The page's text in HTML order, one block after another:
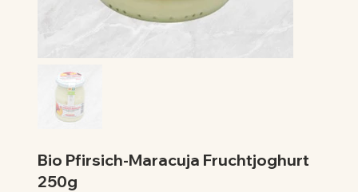
Bio Pfirsich-Maracuja Fruchtjoghurt
250g